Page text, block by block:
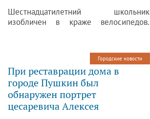
Шестнадцатилетний школьник
изобличен в краже велосипедов.
чужие велосипеды из домов
во Фрунзенском переулке,
на Саперной и Гусарской улицах.
Городские новости
При реставрации дома в
городе Пушкин был
обнаружен портрет
цесаревича Алексея